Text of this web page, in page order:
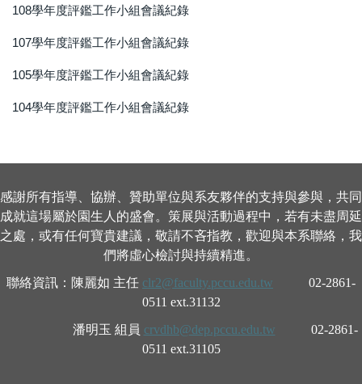
108學年度評鑑工作小組會議紀錄
107學年度評鑑工作小組會議紀錄
105學年度評鑑工作小組會議紀錄
104學年度評鑑工作小組會議紀錄
感謝所有指導、協辦、贊助單位與系友夥伴的支持與參與，共同
成就這場屬於園生人的盛會。策展與活動過程中，若有未盡周延
之處，或有任何寶貴建議，敬請不吝指教，歡迎與本系聯絡，我
們將虛心檢討與持續精進。
聯絡資訊：陳麗如 主任 clr2@faculty.pccu.edu.tw
02-2861-
0511 ext.31132
潘明玉 組員 crvdhb@dep.pccu.edu.tw
02-2861-
0511 ext.31105